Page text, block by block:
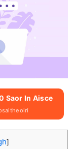
Saor In Aisce
]